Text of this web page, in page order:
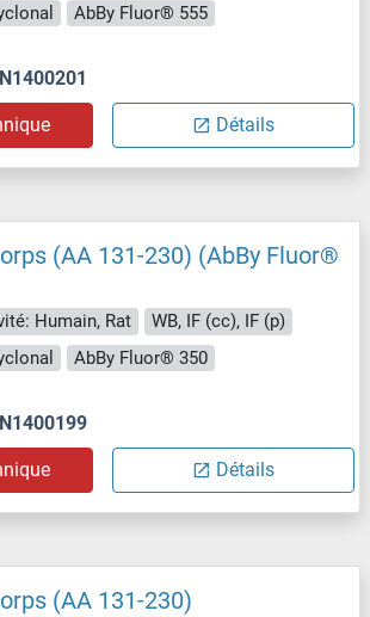
AbBy Fluor® 555
Détails
(AA 131-230) (AbBy Fluor®
Humain, Rat
WB, IF (cc), IF (p)
AbBy Fluor® 350
Détails
(AA 131-230)